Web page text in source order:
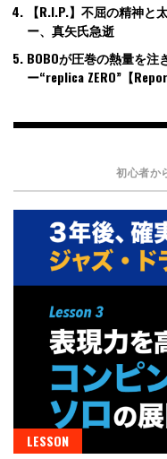
【R.I.P.】不屈の精神
ー、真矢氏急逝
BOBOが圧巻の熱量を注
ー“replica ZERO”【
初心者か
LESSON